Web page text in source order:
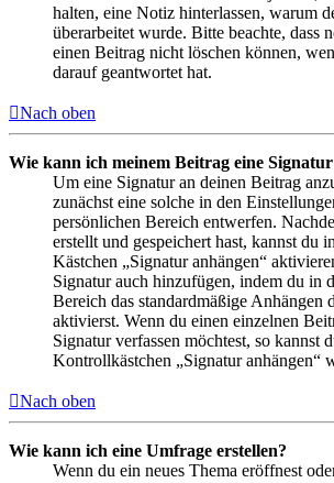
halten, eine Notiz hinterlassen, warum
überarbeitet wurde. Bitte beachte, dass
einen Beitrag nicht löschen können,
darauf geantwortet hat.
Nach oben
Wie kann ich meinem Beitrag eine
Um eine Signatur an deinen Beitrag
zunächst eine solche in den
persönlichen Bereich entwerfen.
erstellt und gespeichert hast, kannst du
Kästchen „Signatur anhängen“
Signatur auch hinzufügen, indem du in
Bereich das standardmäßige Anhängen
aktivierst. Wenn du einen einzelnen
Signatur verfassen möchtest, so kannst
Kontrollkästchen „Signatur anhängen“
Nach oben
Wie kann ich eine Umfrage erstellen?
Wenn du ein neues Thema eröffnest